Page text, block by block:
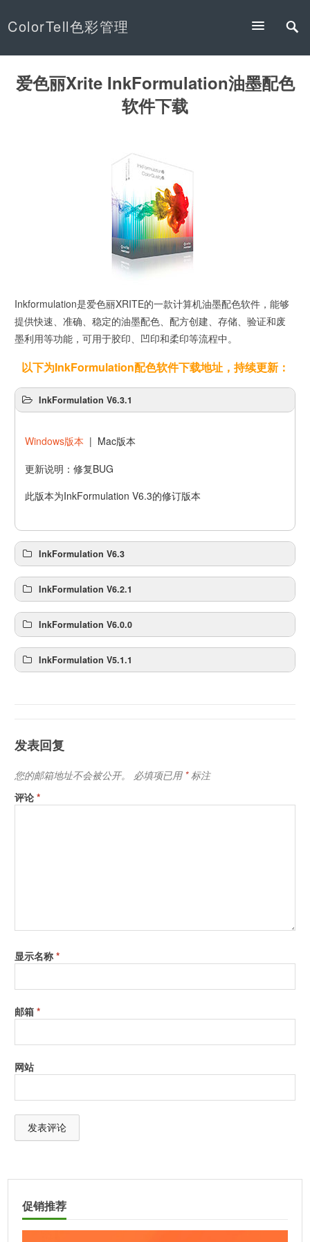
ColorTell色彩管理
爱色丽Xrite InkFormulation油墨配色
软件下载
Inkformulation是爱色丽XRITE的一款计算机油墨配色软件，能够
提供快速、准确、稳定的油墨配色、配方创建、存储、验证和废
墨利用等功能，可用于胶印、凹印和柔印等流程中。
以下为InkFormulation配色软件下载地址，持续更新：
InkFormulation V6.3.1
Windows版本 | Mac版本
更新说明：修复BUG
此版本为InkFormulation V6.3的修订版本
InkFormulation V6.3
InkFormulation V6.2.1
InkFormulation V6.0.0
InkFormulation V5.1.1
发表回复
您的邮箱地址不会被公开。 必填项已用 *标注
评论*
显示名称*
邮箱*
网站
l
促销推荐